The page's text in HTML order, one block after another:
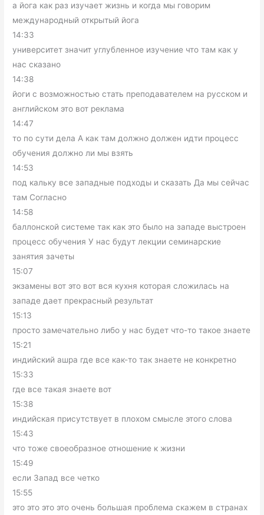
а йога как раз изучает жизнь и когда мы говорим
международный открытый йога
14:33
университет значит углубленное изучение что там как у
нас сказано
14:38
йоги с возможностью стать преподавателем на русском и
английском это вот реклама
14:47
то по сути дела А как там должно должен идти процесс
обучения должно ли мы взять
14:53
под кальку все западные подходы и сказать Да мы сейчас
там Согласно
14:58
баллонской системе так как это было на западе выстроен
процесс обучения У нас будут лекции семинарские
занятия зачеты
15:07
экзамены вот это вот вся кухня которая сложилась на
западе дает прекрасный результат
15:13
просто замечательно либо у нас будет что-то такое знаете
15:21
индийский ашра где все как-то так знаете не конкретно
15:33
где все такая знаете вот
15:38
индийская присутствует в плохом смысле этого слова
15:43
что тоже своеобразное отношение к жизни
15:49
если Запад все четко
15:55
это это это это очень большая проблема скажем в странах